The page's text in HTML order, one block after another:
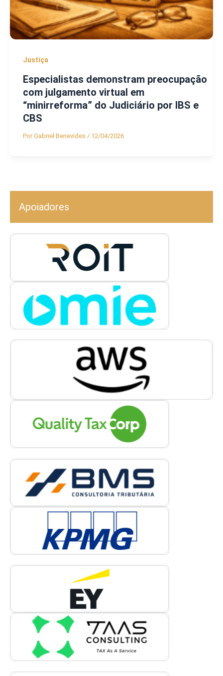
Justiça
Especialistas demonstram preocupação
com julgamento virtual em
“minirreforma” do Judiciário por IBS e
CBS
PorGabriel Benevides / 12/04/2026
Apoiadores